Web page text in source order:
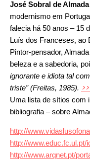
José Sobral de
modernismo em
falecia há 50 anos – 15
Luís dos Franceses, ao
Pintor-pensador,
beleza e a sabedoria,
ignorante e idiota tal
triste” (Freitas, 1985). >>
Uma lista de sítios com
bibliografia – sobre
http://
http://
http://www.arqnet.pt/